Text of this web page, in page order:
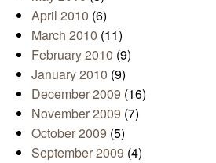
April 2010 (6)
March 2010 (11)
February 2010 (9)
January 2010 (9)
December 2009 (16)
November 2009 (7)
October 2009 (5)
September 2009 (4)